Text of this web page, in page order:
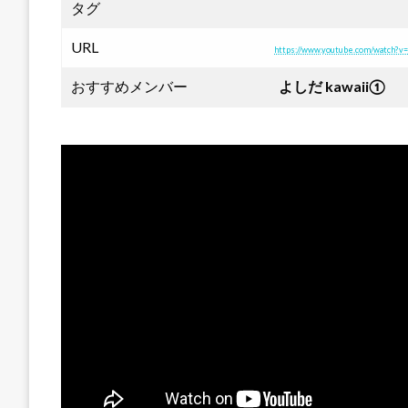
タグ
URL https://www.youtube.com/watch?v=
おすすめメンバー よしだ kawaii①